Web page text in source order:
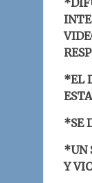
*EL
*SE
*UN
Y